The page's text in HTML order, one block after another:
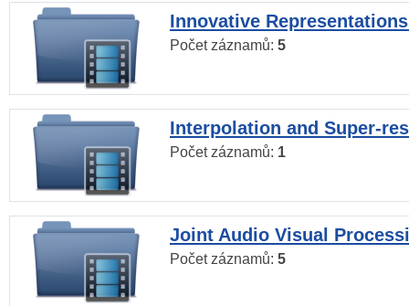
Innovative
Počet záznamů: 5
Interpolation and Super-
Počet záznamů: 1
Joint Audio Visual
Počet záznamů: 5